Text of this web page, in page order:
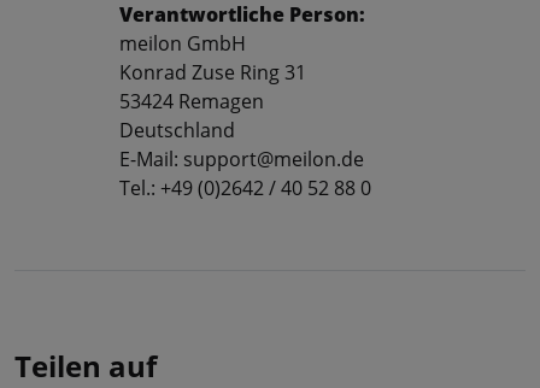
Verantwortliche Person:
meilon GmbH
Konrad Zuse Ring 31
53424 Remagen
Deutschland
E-Mail: support@meilon.de
Tel.: +49 (0)2642 / 40 52 88 0
Teilen auf